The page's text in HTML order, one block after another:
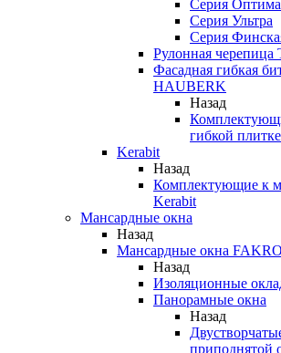
Серия Оптима
Серия Ультра
Серия
Рулонная
Фасадная гибкая
HAUBERK
Назад
гибкой
Kerabit
Назад
Комплектующие к
Kerabit
Мансардные окна
Назад
Мансардные окна FAKRO
Назад
Изоляционные
Панорамные окна
Назад
приподнятой